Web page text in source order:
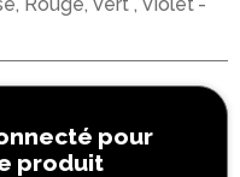
pour
produit